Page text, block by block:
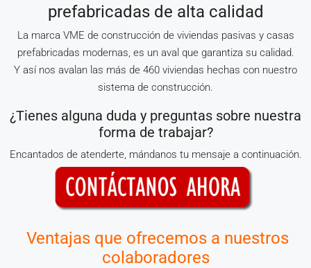
prefabricadas de alta calidad
La marca VME de construcción de viviendas pasivas y casas
prefabricadas modernas, es un aval que garantiza su calidad.
Y así nos avalan las más de 460 viviendas hechas con nuestro
sistema de construcción.
¿Tienes alguna duda y preguntas sobre nuestra
forma de trabajar?
Encantados de atenderte, mándanos tu mensaje a continuación.
Ventajas que ofrecemos a nuestros
colaboradores